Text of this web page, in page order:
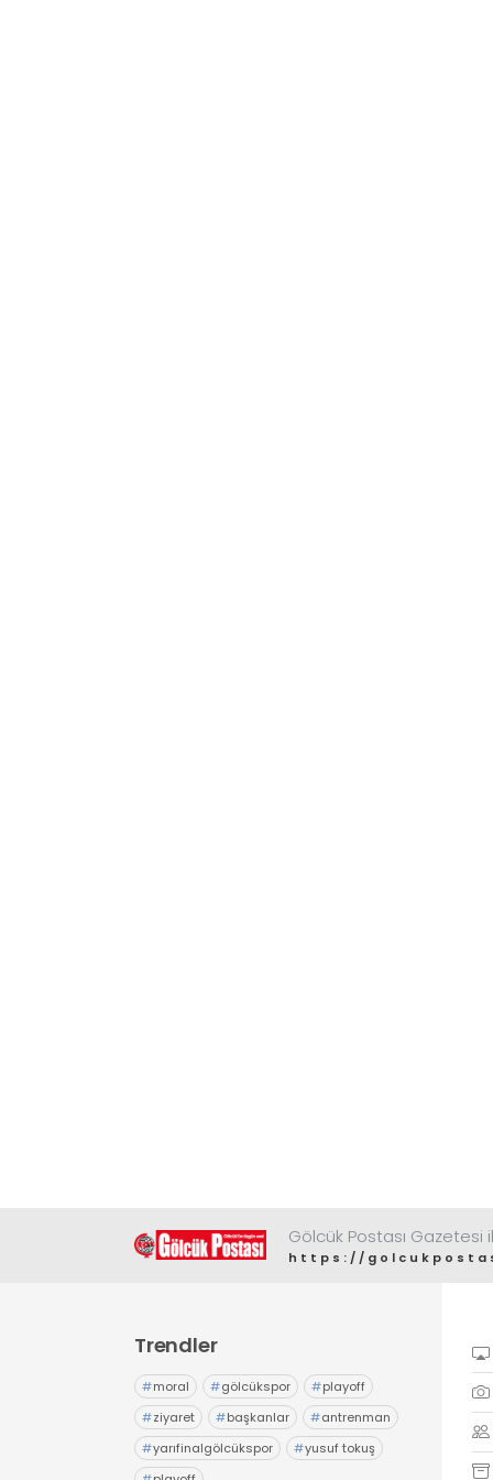
Gölcük Postası
https://
Trendler
#moral #gölcükspor #playoff
#ziyaret #başkanlar #antrenman
#yarıfinalgölcükspor #yusuf tokuş